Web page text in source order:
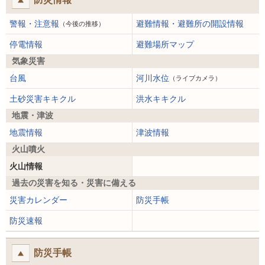
警報・注意報 （今後の推移） 避難情報・避難所の開設情報
停電情報
避難場所マップ
気象災害
台風
河川水位 （ライブカメラ）
土砂災害キキクル
洪水キキクル
地震・津波
地震情報
津波情報
火山噴火
火山情報
過去の災害を知る・災害に備える
災害カレンダー
防災手帳
防災速報
防災手帳